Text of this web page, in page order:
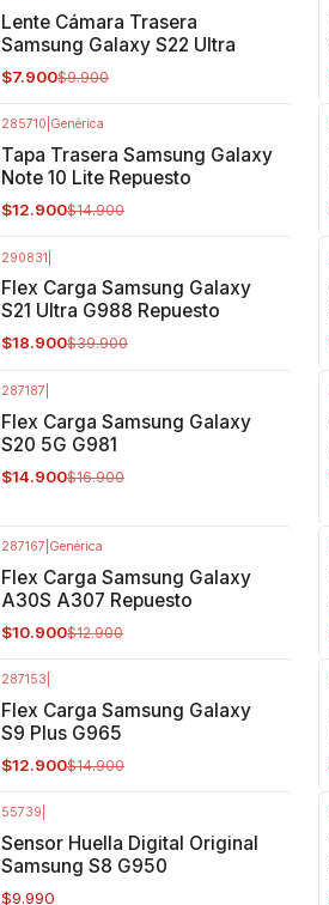
Lente Cámara Trasera
Samsung Galaxy S22 Ultra
$7.900$9.900
285710 Genérica
Tapa Trasera Samsung Galaxy
Note 10 Lite Repuesto
$12.900$14.900
290831
Flex Carga Samsung Galaxy
S21 Ultra G988 Repuesto
$18.900$39.900
287187
Flex Carga Samsung Galaxy
S20 5G G981
$14.900$16.900
287167 Genérica
Flex Carga Samsung Galaxy
A30S A307 Repuesto
$10.900$12.900
287153
Flex Carga Samsung Galaxy
S9 Plus G965
$12.900$14.900
55739
Sensor Huella Digital Original
Samsung S8 G950
$9.990